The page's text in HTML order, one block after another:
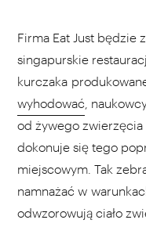
Firma Eat Just będzie
singapurskie
kurczaka
wyhodować ,
od żywego zwierzęcia
dokonuje się tego
miejscowym. Tak
namnażać w
odwzorowują ciało